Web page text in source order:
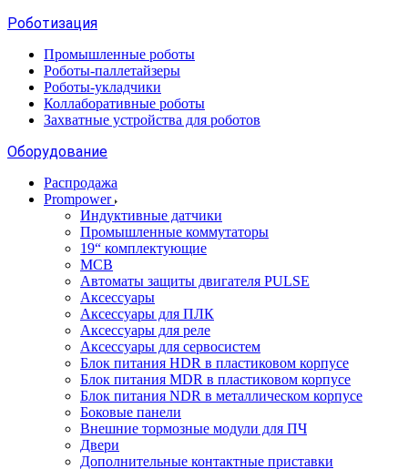
Роботизация
Промышленные роботы
Роботы-паллетайзеры
Роботы-укладчики
Коллаборативные роботы
Захватные устройства для роботов
Оборудование
Распродажа
Prompower
Индуктивные датчики
Промышленные коммутаторы
19“ комплектующие
MCB
Автоматы защиты двигателя PULSE
Аксессуары
Аксессуары для ПЛК
Аксессуары для реле
Аксессуары для сервосистем
Блок питания HDR в пластиковом корпусе
Блок питания MDR в пластиковом корпусе
Блок питания NDR в металлическом корпусе
Боковые панели
Внешние тормозные модули для ПЧ
Двери
Дополнительные контактные приставки